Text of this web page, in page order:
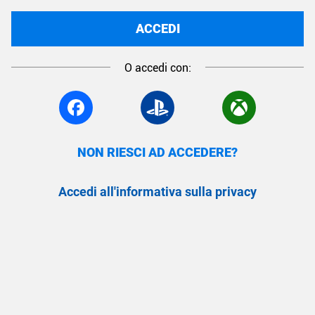
ACCEDI
O accedi con:
NON RIESCI AD ACCEDERE?
Accedi all'informativa sulla privacy